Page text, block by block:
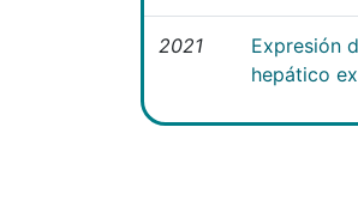
2021
Expresión
hepático